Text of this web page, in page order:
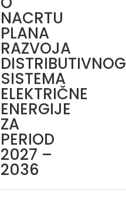
NACRTU
PLANA
RAZVOJA
DISTRIBUTIVNOG
SISTEMA
ELEKTRIČNE
ENERGIJE
ZA
PERIOD
2027 –
2036